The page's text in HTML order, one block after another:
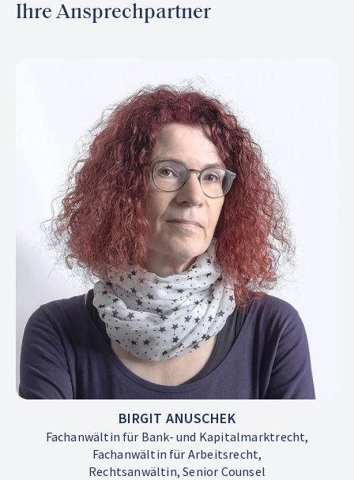
Ihre Ansprechpartner
BIRGIT ANUSCHEK
Fachanwältin für Bank- und Kapitalmarktrecht,
Fachanwältin für Arbeitsrecht,
Rechtsanwältin, Senior Counsel